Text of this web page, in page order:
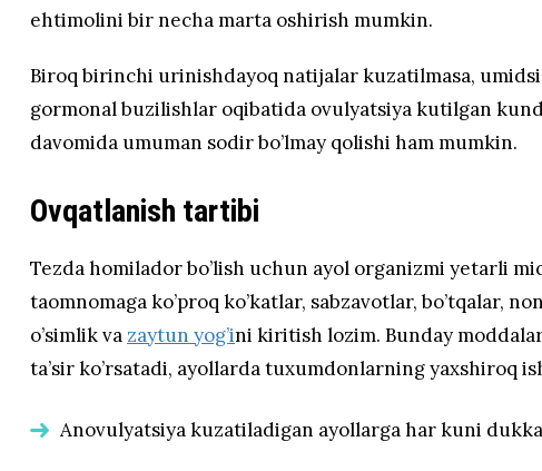
ehtimolini bir necha marta oshirish mumkin.
Biroq birinchi urinishdayoq natijalar kuzatilmasa,
gormonal buzilishlar oqibatida ovulyatsiya kutilgan
davomida umuman sodir bo’lmay qolishi ham mumkin.
Ovqatlanish tartibi
Tezda homilador bo’lish uchun ayol organizmi yetarli
taomnomaga ko’proq ko’katlar, sabzavotlar, bo’tqalar,
o’simlik va zaytun yog’ini kiritish lozim. Bunday
ta’sir ko’rsatadi, ayollarda tuxumdonlarning yaxshiroq
Anovulyatsiya kuzatiladigan ayollarga har kuni